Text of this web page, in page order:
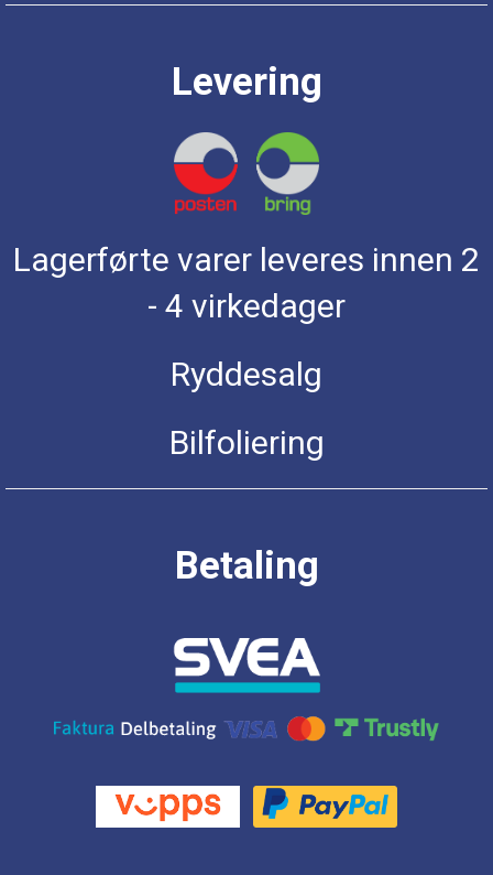
Levering
Lagerførte varer leveres innen 2
- 4 virkedager
Ryddesalg
Bilfoliering
Betaling